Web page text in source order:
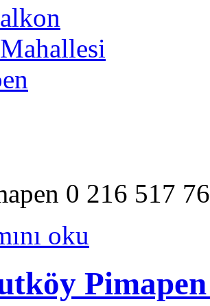
0 216 517
oku